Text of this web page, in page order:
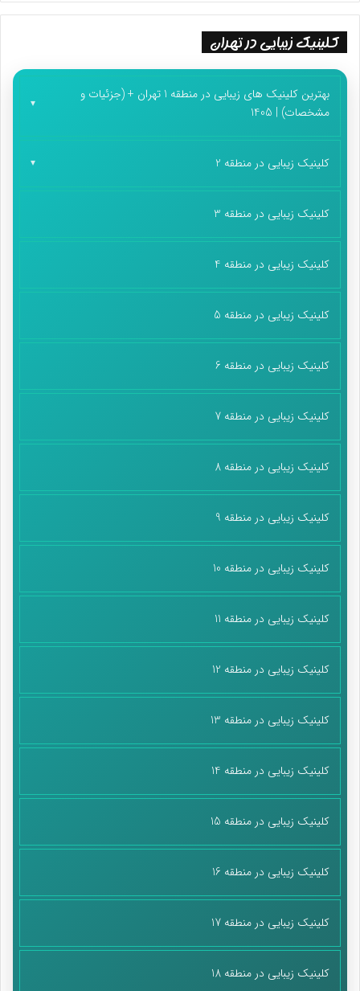
خانوادگی بانشاط برگزار کند و به دیگران محبت کند، یا کار مهمی که
قبلاً حال انجامش را نداشته، حالا انجام دهد. بالاخره باید از این انرژی‌
که گرفته است، استفاده کند، نه اینکه جلوی تلویزیون، دراز بکشد و
فیلم و کارتن تماشا کند. در حالی که این کار را در نهایت بی‌رمقی هم
می‌تواند انجام دهد.»
پایان پیام/
کلینیک زیبایی در تهران
بهترین کلینیک های زیبایی در منطقه 1 تهران + (جزئیات و
مشخصات) | 1405
کلینیک زیبایی در منطقه 2
کلینیک زیبایی در منطقه 3
کلینیک زیبایی در منطقه 4
کلینیک زیبایی در منطقه 5
کلینیک زیبایی در منطقه 6
کلینیک زیبایی در منطقه 7
کلینیک زیبایی در منطقه 8
کلینیک زیبایی در منطقه 9
کلینیک زیبایی در منطقه 10
کلینیک زیبایی در منطقه 11
کلینیک زیبایی در منطقه 12
کلینیک زیبایی در منطقه 13
کلینیک زیبایی در منطقه 14
کلینیک زیبایی در منطقه 15
کلینیک زیبایی در منطقه 16
کلینیک زیبایی در منطقه 17
کلینیک زیبایی در منطقه 18